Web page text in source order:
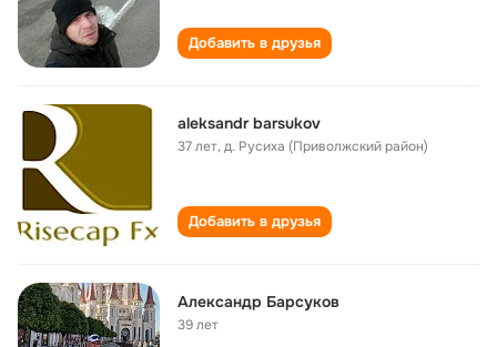
Добавить в друзья
aleksandr barsukov
37 лет,д. Русиха (Приволжский район)
Добавить в друзья
Александр Барсуков
39 лет